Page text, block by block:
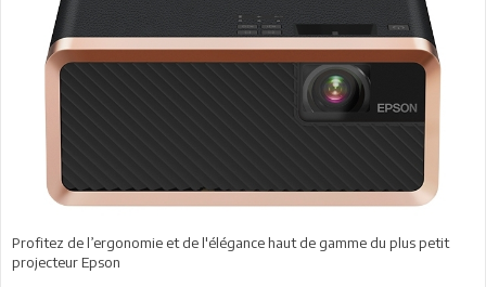
Profitez de l’ergonomie et de l'élégance haut de gamme du plus petit
projecteur Epson